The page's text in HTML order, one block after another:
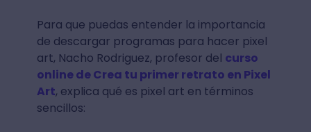
Para que puedas entender la importancia
de descargar programas para hacer pixel
art, Nacho Rodriguez, profesor del curso
online de Crea tu primer retrato en Pixel
Art, explica qué es pixel art en términos
sencillos: